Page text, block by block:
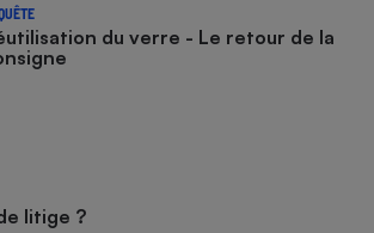
du verre - Le retour de la
litige ?